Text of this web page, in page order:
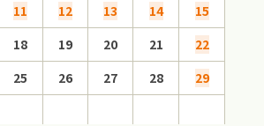
11 12 13 14
15
18 19 20 21
22
25 26 27 28
29